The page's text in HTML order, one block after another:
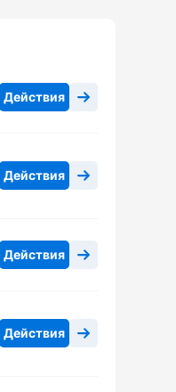
Действия
Действия
Действия
Действия